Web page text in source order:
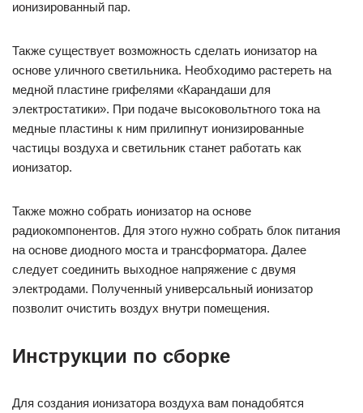
ионизированный пар.
Также существует возможность сделать ионизатор на
основе уличного светильника. Необходимо растереть на
медной пластине грифелями «Карандаши для
электростатики». При подаче высоковольтного тока на
медные пластины к ним прилипнут ионизированные
частицы воздуха и светильник станет работать как
ионизатор.
Также можно собрать ионизатор на основе
радиокомпонентов. Для этого нужно собрать блок питания
на основе диодного моста и трансформатора. Далее
следует соединить выходное напряжение с двумя
электродами. Полученный универсальный ионизатор
позволит очистить воздух внутри помещения.
Инструкции по сборке
Для создания ионизатора воздуха вам понадобятся